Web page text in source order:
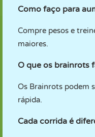
Como faço para
Compre pesos e
maiores.
O que os brainrots
Os Brainrots podem
rápida.
Cada corrida é